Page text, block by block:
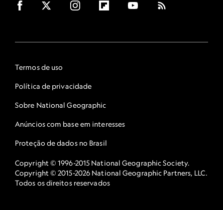
Termos de uso
Política de privacidade
Sobre National Geographic
Anúncios com base em interesses
Proteção de dados no Brasil
Copyright © 1996-2015 National Geographic Society.
Copyright © 2015-2026 National Geographic Partners, LLC.
Todos os direitos reservados